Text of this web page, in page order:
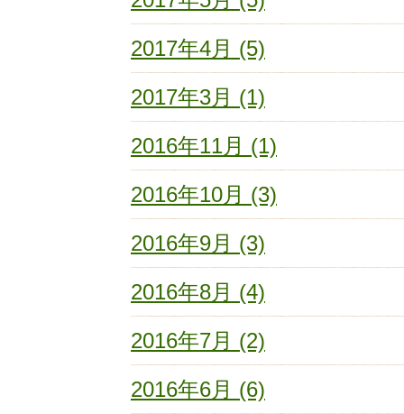
2017年4月 (5)
2017年3月 (1)
2016年11月 (1)
2016年10月 (3)
2016年9月 (3)
2016年8月 (4)
2016年7月 (2)
2016年6月 (6)